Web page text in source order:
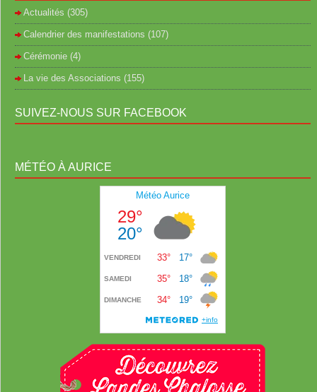
Actualités (305)
Calendrier des manifestations (107)
Cérémonie (4)
La vie des Associations (155)
SUIVEZ-NOUS SUR FACEBOOK
MÉTÉO À AURICE